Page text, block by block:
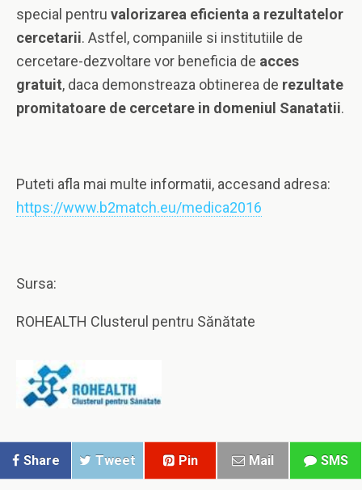
special pentru valorizarea eficienta a rezultatelor
cercetarii. Astfel, companiile si institutiile de
cercetare-dezvoltare vor beneficia de acces
gratuit, daca demonstreaza obtinerea de rezultate
promitatoare de cercetare in domeniul Sanatatii.
Puteti afla mai multe informatii, accesand adresa:
https://www.b2match.eu/medica2016
Sursa:
ROHEALTH Clusterul pentru Sănătate
Share Tweet Pin Mail SMS